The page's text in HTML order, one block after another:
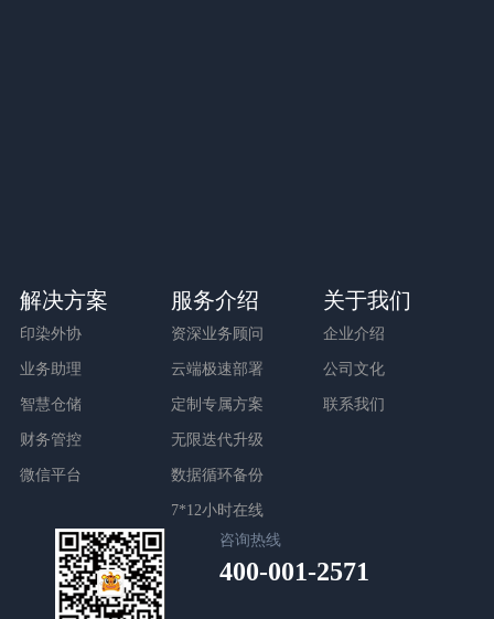
客户参观
亲临系统现场体验
解决方案
印染外协
业务助理
智慧仓储
财务管控
微信平台
服务介绍
资深业务顾问
云端极速部署
定制专属方案
无限迭代升级
数据循环备份
7*12小时在线
关于我们
企业介绍
公司文化
联系我们
咨询热线
400-001-2571